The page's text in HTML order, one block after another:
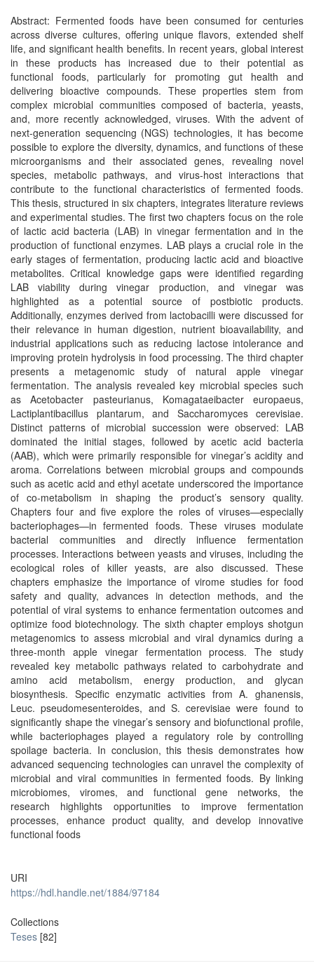
Abstract: Fermented foods have been consumed for centuries
across diverse cultures, offering unique flavors, extended shelf
life, and significant health benefits. In recent years, global interest
in these products has increased due to their potential as
functional foods, particularly for promoting gut health and
delivering bioactive compounds. These properties stem from
complex microbial communities composed of bacteria, yeasts,
and, more recently acknowledged, viruses. With the advent of
next-generation sequencing (NGS) technologies, it has become
possible to explore the diversity, dynamics, and functions of these
microorganisms and their associated genes, revealing novel
species, metabolic pathways, and virus-host interactions that
contribute to the functional characteristics of fermented foods.
This thesis, structured in six chapters, integrates literature reviews
and experimental studies. The first two chapters focus on the role
of lactic acid bacteria (LAB) in vinegar fermentation and in the
production of functional enzymes. LAB plays a crucial role in the
early stages of fermentation, producing lactic acid and bioactive
metabolites. Critical knowledge gaps were identified regarding
LAB viability during vinegar production, and vinegar was
highlighted as a potential source of postbiotic products.
Additionally, enzymes derived from lactobacilli were discussed for
their relevance in human digestion, nutrient bioavailability, and
industrial applications such as reducing lactose intolerance and
improving protein hydrolysis in food processing. The third chapter
presents a metagenomic study of natural apple vinegar
fermentation. The analysis revealed key microbial species such
as Acetobacter pasteurianus, Komagataeibacter europaeus,
Lactiplantibacillus plantarum, and Saccharomyces cerevisiae.
Distinct patterns of microbial succession were observed: LAB
dominated the initial stages, followed by acetic acid bacteria
(AAB), which were primarily responsible for vinegar’s acidity and
aroma. Correlations between microbial groups and compounds
such as acetic acid and ethyl acetate underscored the importance
of co-metabolism in shaping the product’s sensory quality.
Chapters four and five explore the roles of viruses—especially
bacteriophages—in fermented foods. These viruses modulate
bacterial communities and directly influence fermentation
processes. Interactions between yeasts and viruses, including the
ecological roles of killer yeasts, are also discussed. These
chapters emphasize the importance of virome studies for food
safety and quality, advances in detection methods, and the
potential of viral systems to enhance fermentation outcomes and
optimize food biotechnology. The sixth chapter employs shotgun
metagenomics to assess microbial and viral dynamics during a
three-month apple vinegar fermentation process. The study
revealed key metabolic pathways related to carbohydrate and
amino acid metabolism, energy production, and glycan
biosynthesis. Specific enzymatic activities from A. ghanensis,
Leuc. pseudomesenteroides, and S. cerevisiae were found to
significantly shape the vinegar’s sensory and biofunctional profile,
while bacteriophages played a regulatory role by controlling
spoilage bacteria. In conclusion, this thesis demonstrates how
advanced sequencing technologies can unravel the complexity of
microbial and viral communities in fermented foods. By linking
microbiomes, viromes, and functional gene networks, the
research highlights opportunities to improve fermentation
processes, enhance product quality, and develop innovative
functional foods
URI
https://hdl.handle.net/1884/97184
Collections
Teses [82]